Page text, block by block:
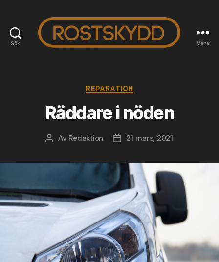
Sök Meny
Kategorier
REPARATION
Räddare i nöden
Inläggsförfattare
Av Redaktion Inläggsdatum
21 mars, 2021